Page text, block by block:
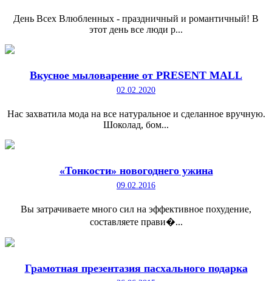
День Всех Влюбленных - праздничный и романтичный! В
этот день все люди р...
Вкусное мыловарение от PRESENT MALL
02.02.2020
Нас захватила мода на все натуральное и сделанное вручную.
Шоколад, бом...
«Тонкости» новогоднего ужина
09.02.2016
Вы затрачиваете много сил на эффективное похудение,
составляете прави�...
Грамотная презентазия пасхального подарка